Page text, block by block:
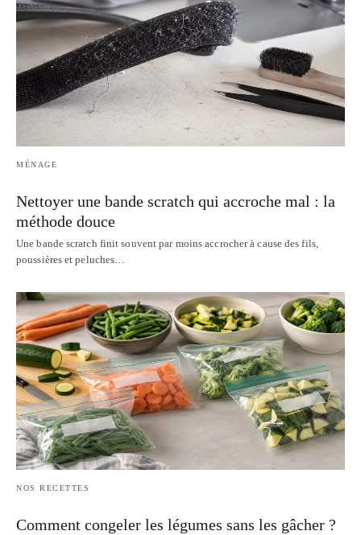
MÉNAGE
Nettoyer une bande scratch qui accroche mal : la
méthode douce
Une bande scratch finit souvent par moins accrocher à cause des fils,
poussières et peluches…
NOS RECETTES
Comment congeler les légumes sans les gâcher ?